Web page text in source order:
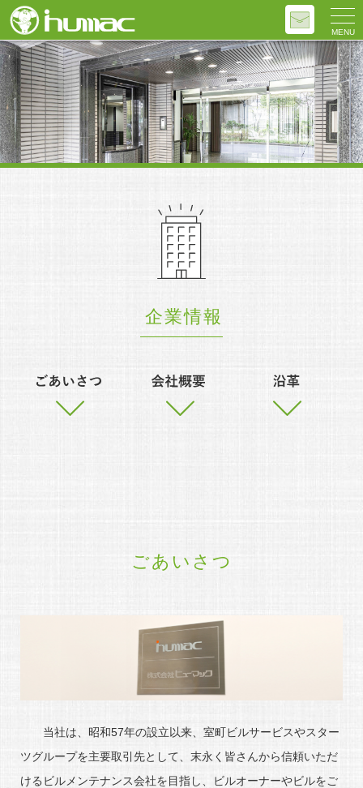
企業情報
ごあいさつ
当社は、昭和57年の設立以来、室町ビルサービスやスター
ツグループを主要取引先として、末永く皆さんから信頼いただ
けるビルメンテナンス会社を目指し、ビルオーナーやビルをご
MENU